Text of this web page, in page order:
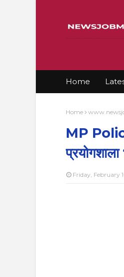
Home
Home
MP
प्रयोगशाला
Friday, February